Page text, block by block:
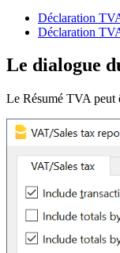
Déclaration
Déclaration
Le dialogue
Le Résumé TVA peut